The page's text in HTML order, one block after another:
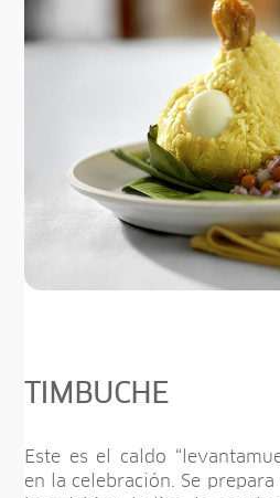
TIMBUCHE
Este es el caldo
en la celebración. Se prepara